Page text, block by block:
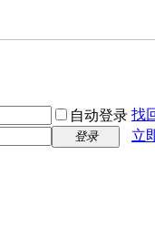
自动登录 找
登录
立